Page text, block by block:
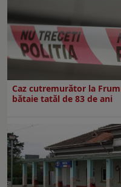
Caz cutremurător la
bătaie tatăl de 83 de ani